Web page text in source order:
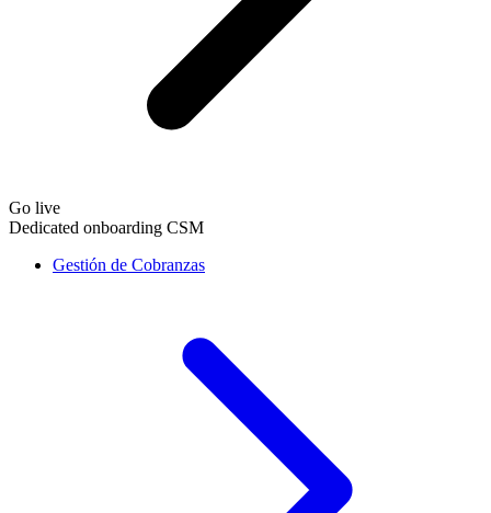
Go live
Dedicated onboarding CSM
Gestión de Cobranzas